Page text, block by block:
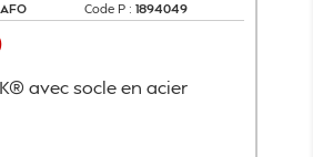
Code P : 1894049
avec socle en acier